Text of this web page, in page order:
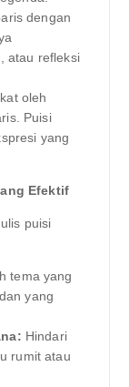
dengan
atau refleksi
oleh
Puisi
yang
Efektif
puisi
tema yang
yang
Hindari
rumit atau